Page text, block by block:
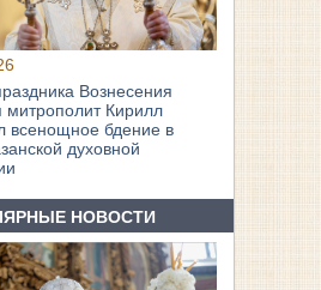
Вознесения
митрополит Кирилл
всенощное бдение в
духовной
НОВОСТИ